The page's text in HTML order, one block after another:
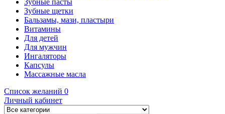
Зубные щетки
Бальзамы, мази, пластыри
Витамины
Для детей
Для мужчин
Ингаляторы
Капсулы
Массажные масла
Список желаний 0
Личный кабинет